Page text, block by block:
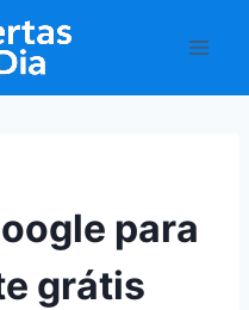
para
grátis